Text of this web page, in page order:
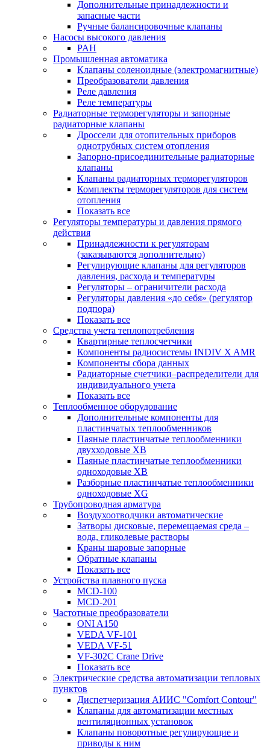
Дополнительные принадлежности и
запасные части
Ручные балансировочные клапаны
Насосы высокого давления
PAH
Промышленная автоматика
Клапаны соленоидные (электромагнитные)
Преобразователи давления
Реле давления
Реле температуры
Радиаторные терморегуляторы и запорные
радиаторные клапаны
Дроссели для отопительных приборов
однотрубных систем отопления
Запорно-присоединительные радиаторные
клапаны
Клапаны радиаторных терморегуляторов
Комплекты терморегуляторов для систем
отопления
Показать все
Регуляторы температуры и давления прямого
действия
Принадлежности к регуляторам
(заказываются дополнительно)
Регулирующие клапаны для регуляторов
давления, расхода и температуры
Регуляторы – ограничители расхода
Регуляторы давления «до себя» (регулятор
подпора)
Показать все
Средства учета теплопотребления
Квартирные теплосчетчики
Компоненты радиосистемы INDIV X AMR
Компоненты сбора данных
Радиаторные счетчики–распределители для
индивидуального учета
Показать все
Теплообменное оборудование
Дополнительные компоненты для
пластинчатых теплообменников
Паяные пластинчатые теплообменники
двухходовые XB
Паяные пластинчатые теплообменники
одноходовые ХВ
Разборные пластинчатые теплообменники
одноходовые ХG
Трубопроводная арматура
Воздухоотводчики автоматические
Затворы дисковые, перемещаемая среда –
вода, гликолевые растворы
Краны шаровые запорные
Обратные клапаны
Показать все
Устройства плавного пуска
MCD-100
MCD-201
Частотные преобразователи
ONI A150
VEDA VF-101
VEDA VF-51
VF-302C Crane Drive
Показать все
Электрические средства автоматизации тепловых
пунктов
Диспетчеризация АИИС "Comfort Contour"
Клапаны для автоматизации местных
вентиляционных установок
Клапаны поворотные регулирующие и
приводы к ним